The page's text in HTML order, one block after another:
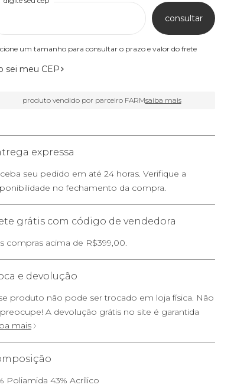
consultar
um tamanho para consultar o prazo e valor do frete
sei meu CEP
produto vendido por parceiro FARMsaiba mais
expressa
seu pedido em até 24 horas. Verifique a
no fechamento da compra.
grátis com código de vendedora
compras acima de R$399,00.
e devolução
produto não pode ser trocado em loja física. Não
A devolução grátis no site é garantida
mais
Poliamida 43% Acrílico